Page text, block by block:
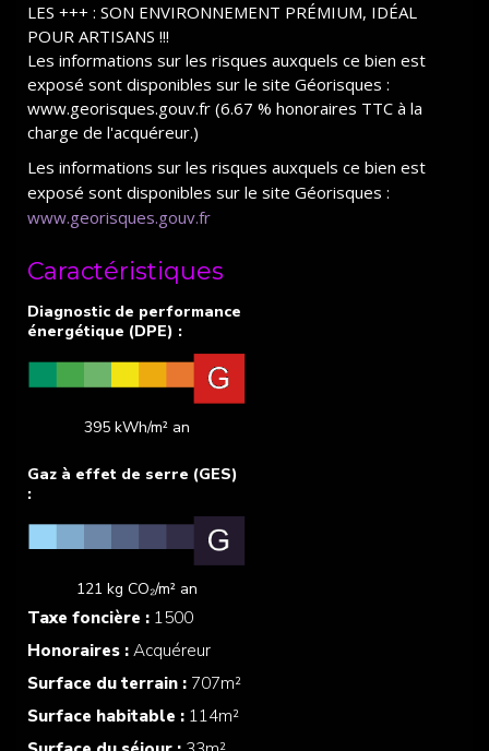
LES +++ : SON ENVIRONNEMENT PRÉMIUM, IDÉAL
POUR ARTISANS !!!
Les informations sur les risques auxquels ce bien est
exposé sont disponibles sur le site Géorisques :
www.georisques.gouv.fr (6.67 % honoraires TTC à la
charge de l'acquéreur.)
Les informations sur les risques auxquels ce bien est
exposé sont disponibles sur le site Géorisques :
www.georisques.gouv.fr
Caractéristiques
395 kWh/m² an
121 kg CO₂/m² an
Taxe foncière : 1500
Honoraires :Acquéreur
Surface du terrain : 707m²
Surface habitable : 114m²